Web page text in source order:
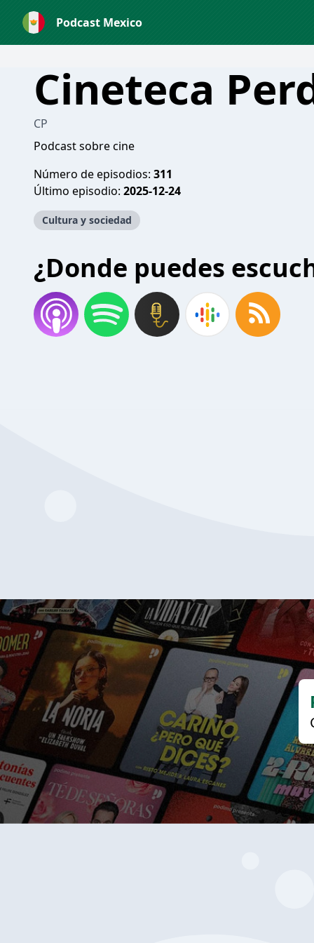
Podcast Mexico
Cineteca
CP
Podcast sobre cine
Número de episodios: 311
Último episodio: 2025-12-24
Cultura y sociedad
¿Donde puedes